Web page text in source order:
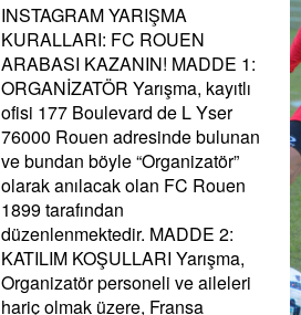
INSTAGRAM YARIŞMA
KURALLARI: FC ROUEN
ARABASI KAZANIN! MADDE 1:
ORGANİZATÖR Yarışma, kayıtlı
ofisi 177 Boulevard de L Yser
76000 Rouen adresinde bulunan
ve bundan böyle “Organizatör”
olarak anılacak olan FC Rouen
1899 tarafından
düzenlenmektedir. MADDE 2:
KATILIM KOŞULLARI Yarışma,
Organizatör personeli ve aileleri
hariç olmak üzere, Fransa